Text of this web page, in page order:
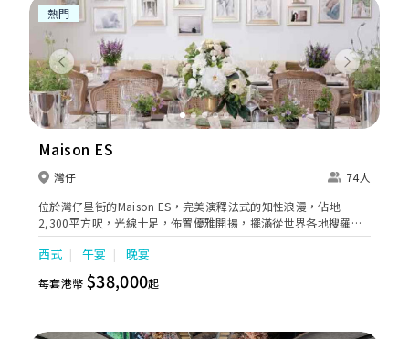
Previous Next
Maison ES
灣仔
74人
位於灣仔星街的Maison ES，完美演釋法式的知性浪漫，佔地
2,300平方呎，光線十足，佈置優雅開揚，擺滿從世界各地搜羅的
藝術珍品及古典傢俱，例如手工製水晶吊燈及歐式古董沙發，令整
個空間洋溢著法式復古韻味，猶如休閒恬靜的法國住宅，十分適合
包場舉行證婚酒會及小型婚宴。
西式 午宴 晚宴
每套港幣 $38,000起
熱門